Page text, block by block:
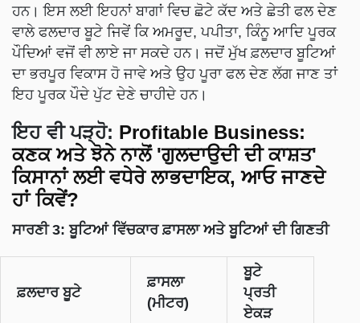
ਹਨ। ਇਸ ਲਈ ਇਹਨਾਂ ਬਾਗਾਂ ਵਿਚ ਛੋਟੇ ਕੱਦ ਅਤੇ ਛੇਤੀ ਫਲ ਦੇਣ
ਵਾਲੇ ਫਲਦਾਰ ਬੂਟੇ ਜਿਵੇਂ ਕਿ ਅਮਰੂਦ, ਪਪੀਤਾ, ਕਿੰਨੂ ਆਦਿ ਪੂਰਕ
ਪੌਦਿਆਂ ਵਜੋਂ ਵੀ ਲਾਏ ਜਾ ਸਕਦੇ ਹਨ। ਜਦੋਂ ਮੁੱਖ ਫ਼ਲਦਾਰ ਬੂਟਿਆਂ
ਦਾ ਭਰਪੂਰ ਵਿਕਾਸ ਹੋ ਜਾਵੇ ਅਤੇ ਉਹ ਪੂਰਾ ਫਲ ਦੇਣ ਲੱਗ ਜਾਣ ਤਾਂ
ਇਹ ਪੂਰਕ ਪੌਦੇ ਪੁੱਟ ਦੇਣੇ ਚਾਹੀਦੇ ਹਨ।
ਇਹ ਵੀ ਪੜ੍ਹੋ: Profitable Business:
ਕਣਕ ਅਤੇ ਝੋਨੇ ਨਾਲੋਂ 'ਗੁਲਦਾਉਦੀ ਦੀ ਕਾਸ਼ਤ'
ਕਿਸਾਨਾਂ ਲਈ ਵਧੇਰੇ ਲਾਭਦਾਇਕ, ਆਓ ਜਾਣਦੇ
ਹਾਂ ਕਿਵੇਂ?
ਸਾਰਣੀ3:ਬੂਟਿਆਂ ਵਿੱਚਕਾਰ ਫ਼ਾਸਲਾ ਅਤੇ ਬੂਟਿਆਂ ਦੀ ਗਿਣਤੀ
ਫ਼ਲਦਾਰ ਬੂਟੇ
ਫ਼ਾਸਲਾ
(ਮੀਟਰ)
ਬੂਟੇ
ਪ੍ਰਤੀ
ਏਕੜ